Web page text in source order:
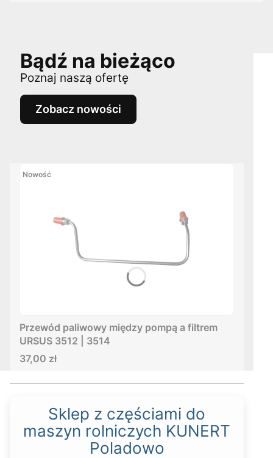
Bądź na bieżąco
Poznaj naszą ofertę
Zobacz nowości
Nowość
Przewód paliwowy między pompą a filtrem
URSUS 3512 | 3514
Cena
37,00 zł
Sklep z częściami do
maszyn rolniczych KUNERT
Poladowo